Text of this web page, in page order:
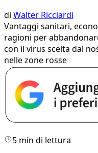
di Walter Ricciardi
Vantaggi sanitari,
ragioni per
con il virus scelta dal
nelle zone rosse
5 min di lettura